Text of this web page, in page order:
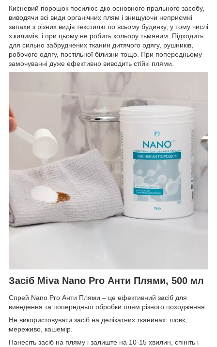
Кисневий порошок посилює дію основного прального засобу,
виводячи всі види органічних плям і знищуючи неприємні
запахи з різних видів текстилю по всьому будинку, у тому числі
з килимів, і при цьому не робить кольору тьмяним. Підходить
для сильно забруднених тканин дитячого одягу, рушників,
робочого одягу, постільної білизни тощо. При попередньому
замочуванні дуже ефективно виводить стійкі плями.
Засіб Miva Nano Pro Анти Плями, 500 мл
Спрей Nano Pro Анти Плями – це ефективний засіб для
виведення та попередньої обробки плям різного походження.
Не використовувати засіб на делікатних тканинах: шовк,
мереживо, кашемір.
Нанесіть засіб на пляму і залиште на 10-15 хвилин, спініть і